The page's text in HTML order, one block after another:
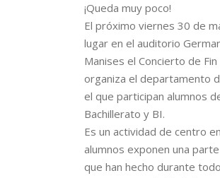
¡Queda muy poco!
El próximo viernes 30 de
lugar en el auditorio
Manises el Concierto de
organiza el departamento
el que participan alumnos
Bachillerato y BI.
Es un actividad de centro
alumnos exponen una
que han hecho durante